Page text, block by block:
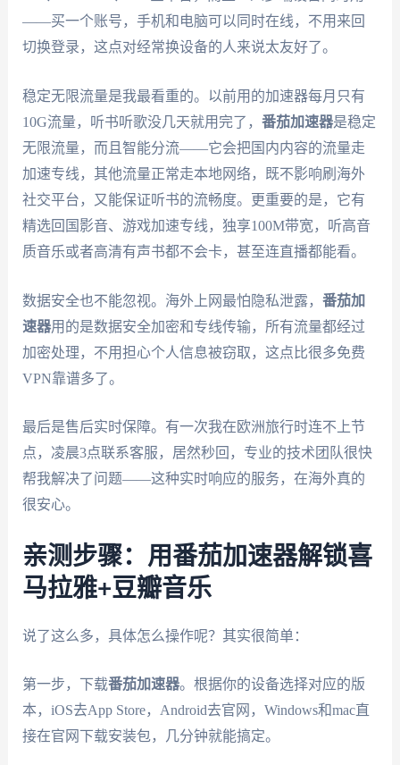
——买一个账号，手机和电脑可以同时在线，不用来回
切换登录，这点对经常换设备的人来说太友好了。
稳定无限流量是我最看重的。以前用的加速器每月只有
10G流量，听书听歌没几天就用完了， 番茄加速器是稳定
无限流量，而且智能分流——它会把国内内容的流量走
加速专线，其他流量正常走本地网络，既不影响刷海外
社交平台，又能保证听书的流畅度。更重要的是，它有
精选回国影音、游戏加速专线，独享100M带宽，听高音
质音乐或者高清有声书都不会卡，甚至连直播都能看。
数据安全也不能忽视。海外上网最怕隐私泄露， 番茄加
速器用的是数据安全加密和专线传输，所有流量都经过
加密处理，不用担心个人信息被窃取，这点比很多免费
VPN靠谱多了。
最后是售后实时保障。有一次我在欧洲旅行时连不上节
点，凌晨3点联系客服，居然秒回，专业的技术团队很快
帮我解决了问题——这种实时响应的服务，在海外真的
很安心。
亲测步骤：用番茄加速器解锁喜
马拉雅+豆瓣音乐
说了这么多，具体怎么操作呢？其实很简单：
第一步，下载番茄加速器。根据你的设备选择对应的版
本，iOS去App Store，Android去官网，Windows和mac直
接在官网下载安装包，几分钟就能搞定。